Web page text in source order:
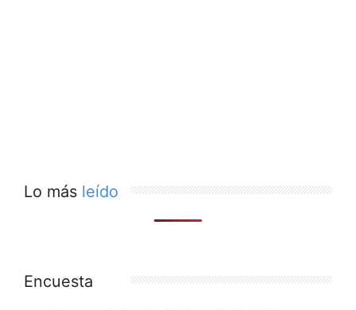
Lo más leído
Encuesta